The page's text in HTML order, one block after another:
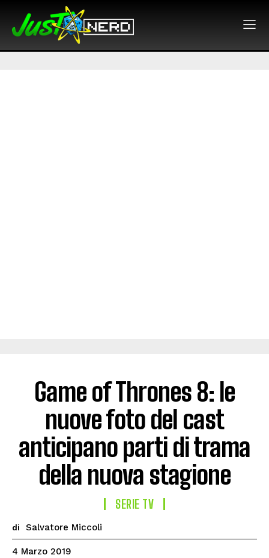
Game of Thrones 8: le
nuove foto del cast
anticipano parti di trama
della nuova stagione
SERIE TV
di Salvatore Miccoli
4 Marzo 2019